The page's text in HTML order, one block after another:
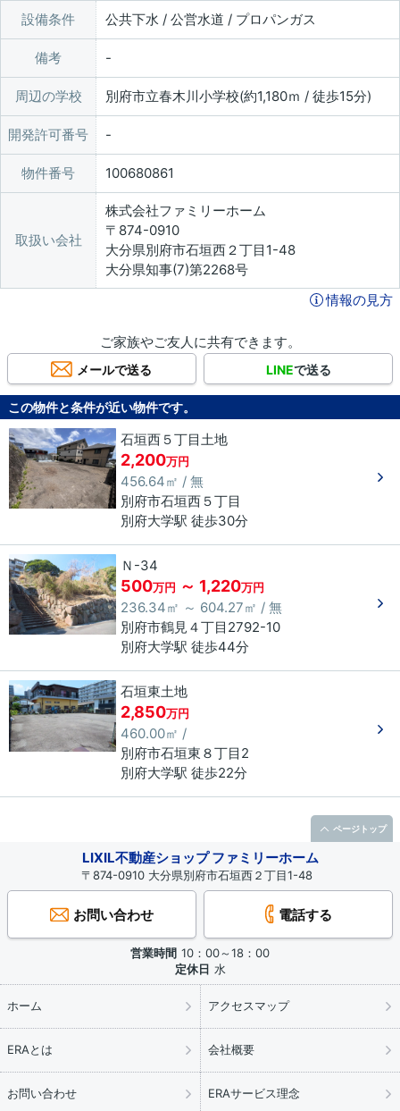
設備条件 公共下水 / 公営水道 / プロパンガス
備考
周辺の学校 別府市立春木川小学校(約1,180ｍ / 徒歩15分)
開発許可番号
物件番号 100680861
取扱い会社
株式会社ファミリーホーム
〒874-0910
大分県別府市石垣西２丁目1-48
大分県知事(7)第2268号
情報の見方
ご家族やご友人に共有できます。
メールで送る LINEで送る
この物件と条件が近い物件です。
石垣西５丁目土地
2,200万円
456.64㎡ / 無
別府市石垣西 ５丁目
別府大学駅 徒歩30分
Ｎ-34
500万円 ～ 1,220万円
236.34㎡ ～ 604.27㎡ / 無
別府市鶴見 ４丁目 2792-10
別府大学駅 徒歩44分
石垣東土地
2,850万円
460.00㎡ /
別府市石垣東 ８丁目 2
別府大学駅 徒歩22分
LIXIL不動産ショップ ファミリーホーム
〒874-0910 大分県別府市石垣西２丁目1-48
お問い合わせ 電話する
営業時間 10：00～18：00
定休日 水
ホーム アクセスマップ
ERAとは 会社概要
お問い合わせ ERAサービス理念
ページトップ